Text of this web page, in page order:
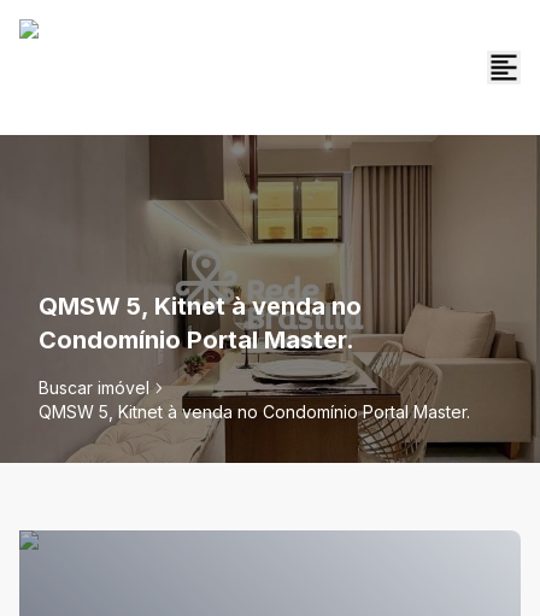
QMSW 5, Kitnet à venda no
Condomínio Portal Master.
Buscar imóvel
QMSW 5, Kitnet à venda no Condomínio Portal Master.